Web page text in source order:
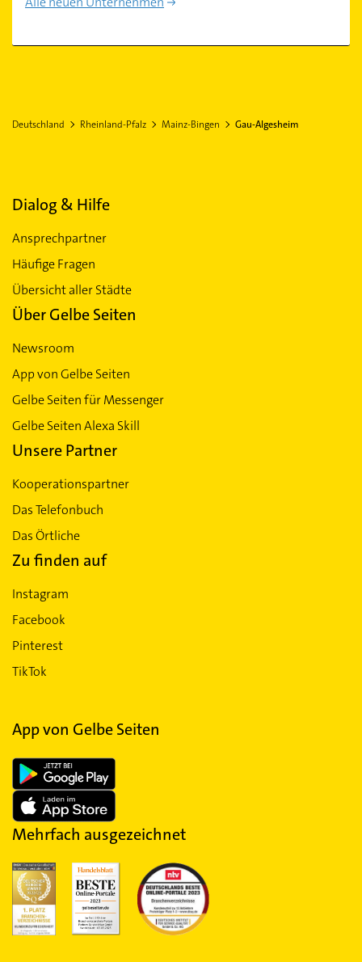
Deutschland Rheinland-Pfalz Mainz-Bingen Gau-Algesheim
Dialog & Hilfe
Ansprechpartner
Häufige Fragen
Übersicht aller Städte
Über Gelbe Seiten
Newsroom
App von Gelbe Seiten
Gelbe Seiten für Messenger
Gelbe Seiten Alexa Skill
Unsere Partner
Kooperationspartner
Das Telefonbuch
Das Örtliche
Zu finden auf
Instagram
Facebook
Pinterest
TikTok
App von Gelbe Seiten
Mehrfach ausgezeichnet